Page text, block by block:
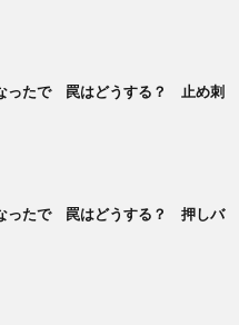
ったで 罠はどうする？ 止め刺
ったで 罠はどうする？ 押しバ